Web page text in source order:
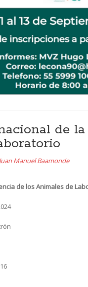
de
Juan Manuel Baamonde
de los Animales de